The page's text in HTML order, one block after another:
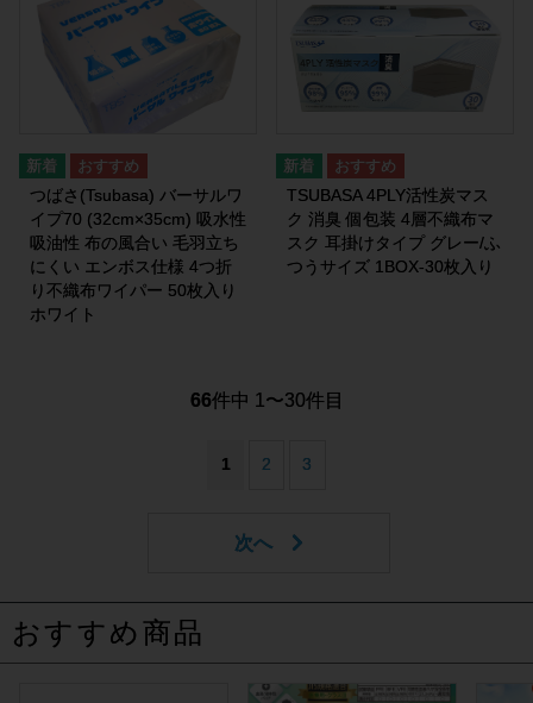
つばさ(Tsubasa) バーサルワ
イプ70 (32cm×35cm) 吸水性
吸油性 布の風合い 毛羽立ち
にくい エンボス仕様 4つ折
り不織布ワイパー 50枚入り
ホワイト
TSUBASA 4PLY活性炭マス
ク 消臭 個包装 4層不織布マ
スク 耳掛けタイプ グレー/ふ
つうサイズ 1BOX-30枚入り
66件中 1〜30件目
1 2 3
おすすめ商品